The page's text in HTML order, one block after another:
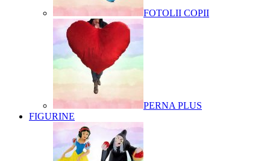
FOTOLII COPII
PERNA PLUS
FIGURINE